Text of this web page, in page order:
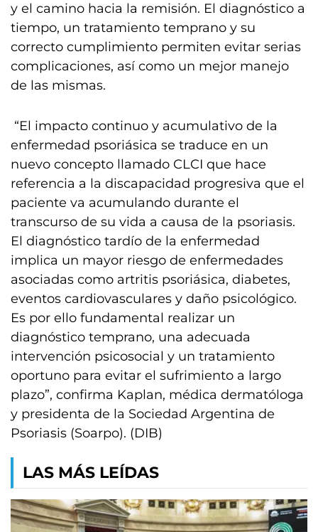
y el camino hacia la remisión. El diagnóstico a
tiempo, un tratamiento temprano y su
correcto cumplimiento permiten evitar serias
complicaciones, así como un mejor manejo
de las mismas.
“El impacto continuo y acumulativo de la
enfermedad psoriásica se traduce en un
nuevo concepto llamado CLCI que hace
referencia a la discapacidad progresiva que el
paciente va acumulando durante el
transcurso de su vida a causa de la psoriasis.
El diagnóstico tardío de la enfermedad
implica un mayor riesgo de enfermedades
asociadas como artritis psoriásica, diabetes,
eventos cardiovasculares y daño psicológico.
Es por ello fundamental realizar un
diagnóstico temprano, una adecuada
intervención psicosocial y un tratamiento
oportuno para evitar el sufrimiento a largo
plazo”, confirma Kaplan, médica dermatóloga
y presidenta de la Sociedad Argentina de
Psoriasis (Soarpo). (DIB)
LAS MÁS LEÍDAS